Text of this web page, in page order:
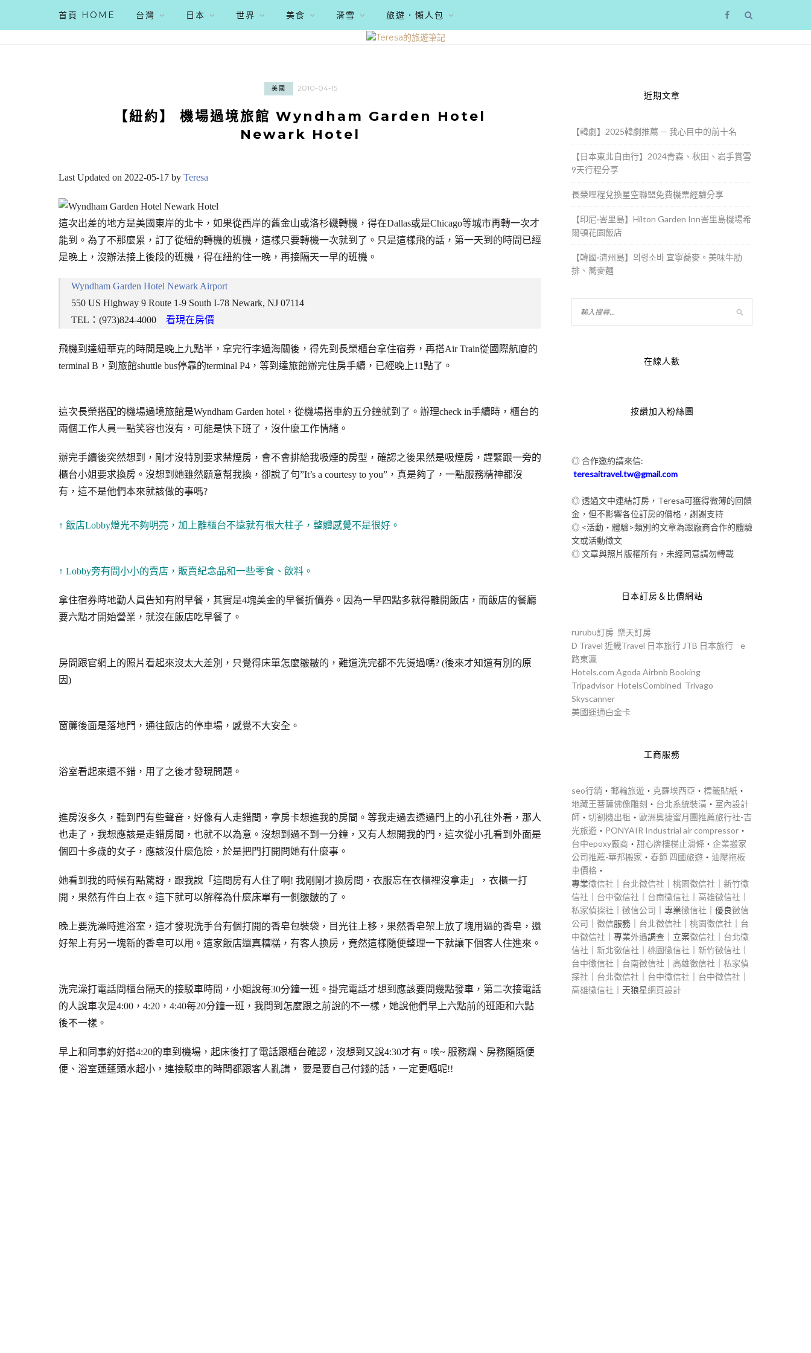
首頁 HOME 台灣 日本 世界 美食 滑雪 旅遊．懶人包
美國 2010-04-15
【紐約】 機場過境旅館 Wyndham Garden Hotel
Newark Hotel
Last Updated on 2022-05-17 by Teresa
這次出差的地方是美國東岸的北卡，如果從西岸的舊金山或洛杉磯轉機，得在Dallas或是Chicago等城市再轉一次才
能到。為了不那麼累，訂了從紐約轉機的班機，這樣只要轉機一次就到了。只是這樣飛的話，第一天到的時間已經
是晚上，沒辦法接上後段的班機，得在紐約住一晚，再接隔天一早的班機。
Wyndham Garden Hotel Newark Airport
550 US Highway 9 Route 1-9 South I-78 Newark, NJ 07114
TEL：(973)824-4000 看現在房價
飛機到達紐華克的時間是晚上九點半，拿完行李過海關後，得先到長榮櫃台拿住宿券，再搭Air Train從國際航廈的
terminal B，到旅館shuttle bus停靠的terminal P4，等到達旅館辦完住房手續，已經晚上11點了。
這次長榮搭配的機場過境旅館是Wyndham Garden hotel，從機場搭車約五分鐘就到了。辦理check in手續時，櫃台的
兩個工作人員一點笑容也沒有，可能是快下班了，沒什麼工作情緒。
辦完手續後突然想到，剛才沒特別要求禁煙房，會不會排給我吸煙的房型，確認之後果然是吸煙房，趕緊跟一旁的
櫃台小姐要求換房。沒想到她雖然願意幫我換，卻說了句”It’s a courtesy to you”，真是夠了，一點服務精神都沒
有，這不是他們本來就該做的事嗎?
↑ 飯店Lobby燈光不夠明亮，加上離櫃台不遠就有根大柱子，整體感覺不是很好。
↑ Lobby旁有間小小的賣店，販賣紀念品和一些零食、飲料。
拿住宿券時地勤人員告知有附早餐，其實是4塊美金的早餐折價券。因為一早四點多就得離開飯店，而飯店的餐廳
要六點才開始營業，就沒在飯店吃早餐了。
房間跟官網上的照片看起來沒太大差別，只覺得床單怎麼皺皺的，難道洗完都不先燙過嗎? (後來才知道有別的原
因)
窗簾後面是落地門，通往飯店的停車場，感覺不大安全。
浴室看起來還不錯，用了之後才發現問題。
進房沒多久，聽到門有些聲音，好像有人走錯間，拿房卡想進我的房間。等我走過去透過門上的小孔往外看，那人
也走了，我想應該是走錯房間，也就不以為意。沒想到過不到一分鐘，又有人想開我的門，這次從小孔看到外面是
個四十多歲的女子，應該沒什麼危險，於是把門打開問她有什麼事。
她看到我的時候有點驚訝，跟我說「這間房有人住了啊! 我剛剛才換房間，衣服忘在衣櫃裡沒拿走」，衣櫃一打
開，果然有件白上衣。這下就可以解釋為什麼床單有一側皺皺的了。
晚上要洗澡時進浴室，這才發現洗手台有個打開的香皂包裝袋，目光往上移，果然香皂架上放了塊用過的香皂，還
好架上有另一塊新的香皂可以用。這家飯店還真糟糕，有客人換房，竟然這樣隨便整理一下就讓下個客人住進來。
洗完澡打電話問櫃台隔天的接駁車時間，小姐說每30分鐘一班。掛完電話才想到應該要問幾點發車，第二次接電話
的人說車次是4:00，4:20，4:40每20分鐘一班，我問到怎麼跟之前說的不一樣，她說他們早上六點前的班距和六點
後不一樣。
早上和同事約好搭4:20的車到機場，起床後打了電話跟櫃台確認，沒想到又說4:30才有。唉~ 服務爛、房務隨隨便
便、浴室蓮蓬頭水超小，連接駁車的時間都跟客人亂講， 要是要自己付錢的話，一定更嘔呢!!
近期文章
【韓劇】2025韓劇推薦 — 我心目中的前十名
【日本東北自由行】2024青森、秋田、岩手賞雪
9天行程分享
長榮哩程兌換星空聯盟免費機票經驗分享
【印尼·峇里島】Hilton Garden Inn峇里島機場希
爾頓花園飯店
【韓國·濟州島】의령소바 宜寧蕎麥。美味牛肋
排、蕎麥麵
在線人數
按讚加入粉絲團
◎ 合作邀約請來信:
teresaitravel.tw@gmail.com
◎ 透過文中連結訂房，Teresa可獲得微薄的回饋
金，但不影響各位訂房的價格，謝謝支持
◎ <活動‧體驗>類別的文章為跟廠商合作的體驗
文或活動徵文
◎ 文章與照片版權所有，未經同意請勿轉載
日本訂房＆比價網站
rurubu訂房 樂天訂房
D Travel 近畿Travel 日本旅行 JTB 日本旅行
e
路東瀛
Hotels.com Agoda Airbnb Booking
Tripadvisor HotelsCombined Trivago
Skyscanner
美國運通白金卡
工商服務
seo行銷 ‧ 郵輪旅遊 ‧ 克羅埃西亞 ‧ 標籤貼紙 ‧
地藏王菩薩佛像雕刻 ‧ 台北系統裝潢 ‧ 室內設計
師 ‧ 切割機出租 ‧ 歐洲奧捷蜜月團推薦旅行社-吉
光旅遊 ‧ PONYAIR Industrial air compressor ‧
台中epoxy廠商 ‧ 甜心牌樓梯止滑條 ‧ 企業搬家
公司推薦-華邦搬家 ‧ 春節 四國旅遊 ‧ 油壓拖板
車價格 ‧
專業徵信社 台北徵信社 桃園徵信社
新竹徵
信社
台中徵信社 台南徵信社 高雄徵信社
私家偵探社
徵信公司 ｜專業徵信社 ｜優良徵信
公司
徵信服務｜ 台北徵信社 桃園徵信社
台
中徵信社 ｜專業外遇調查｜立案徵信社
台北徵
信社
新北徵信社 桃園徵信社 新竹徵信社
台中徵信社
台南徵信社 高雄徵信社
私家偵
探社
台北徵信社 台中徵信社 台中徵信社
高雄徵信社 ｜天狼星網頁設計